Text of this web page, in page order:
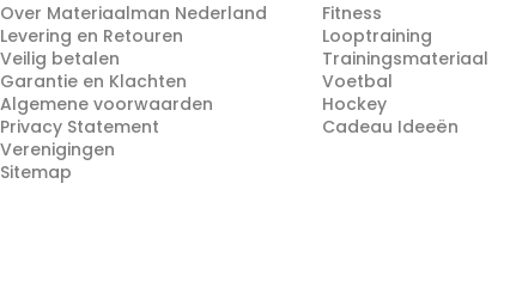
Over Materiaalman Nederland
Levering en Retouren
Veilig betalen
Garantie en Klachten
Algemene voorwaarden
Privacy Statement
Verenigingen
Sitemap
Fitness
Looptraining
Trainingsmateriaal
Voetbal
Hockey
Cadeau Ideeën